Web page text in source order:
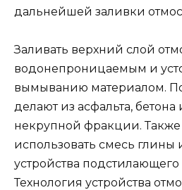
дальнейшей заливки
Заливать верхний слой
водонепроницаемым и
вымыванию материалом.
делают из асфальта,
некрупной фракции.
использовать смесь глины
устройства
Технология устройства